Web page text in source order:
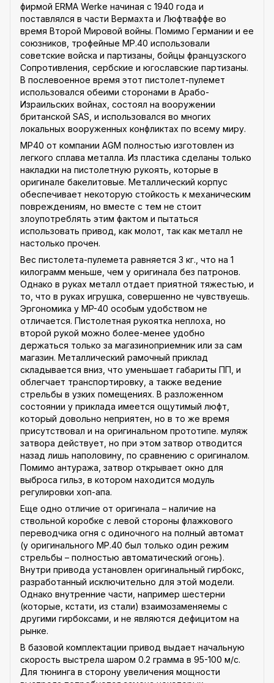
фирмой ERMA Werke начиная с 1940 года и
поставлялся в части Вермахта и Люфтваффе во
время Второй Мировой войны. Помимо Германии и ее
союзников, трофейные MP.40 использовали
советские войска и партизаны, бойцы французского
Сопротивления, сербские и югославские партизаны.
В послевоенное время этот пистолет-пулемет
использовался обеими сторонами в Арабо-
Израильских войнах, состоял на вооружении
британской SAS, и использовался во многих
локальных вооруженных конфликтах по всему миру.
MP40 от компании AGM полностью изготовлен из
легкого сплава металла. Из пластика сделаны только
накладки на пистолетную рукоять, которые в
оригинале бакелитовые. Металлический корпус
обеспечивает некоторую стойкость к механическим
повреждениям, но вместе с тем не стоит
злоупотреблять этим фактом и пытаться
использовать привод, как молот, так как металл не
настолько прочен.
Вес пистолета-пулемета равняется 3 кг., что на 1
килограмм меньше, чем у оригинала без патронов.
Однако в руках металл отдает приятной тяжестью, и
то, что в руках игрушка, совершенно не чувствуешь.
Эргономика у MP-40 особым удобством не
отличается. Пистолетная рукоятка неплоха, но
второй рукой можно более-менее удобно
держаться только за магазиноприемник или за сам
магазин. Металлический рамочный приклад
складывается вниз, что уменьшает габариты ПП, и
облегчает транспортировку, а также ведение
стрельбы в узких помещениях. В разложенном
состоянии у приклада имеется ощутимый люфт,
который довольно неприятен, но в то же время
присутствовал и на оригинальном прототипе. муляж
затвора действует, но при этом затвор отводится
назад лишь наполовину, по сравнению с оригиналом.
Помимо антуража, затвор открывает окно для
выброса гильз, в котором находится модуль
регулировки хоп-апа.
Еще одно отличие от оригинала – наличие на
ствольной коробке с левой стороны флажкового
переводчика огня с одиночного на полный автомат
(у оригинального MP.40 был только один режим
стрельбы – полностью автоматический огонь).
Внутри привода установлен оригинальный гирбокс,
разработанный исключительно для этой модели.
Однако внутренние части, например шестерни
(которые, кстати, из стали) взаимозаменяемы с
другими гирбоксами, и не являются дефицитом на
рынке.
В базовой комплектации привод выдает начальную
скорость выстрела шаром 0.2 грамма в 95-100 м/с.
Для тюнинга в сторону увеличения мощности